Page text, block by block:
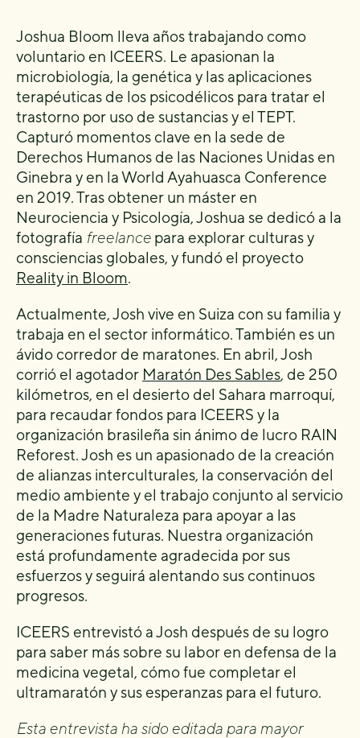
Joshua Bloom lleva años trabajando como
voluntario en ICEERS. Le apasionan la
microbiología, la genética y las aplicaciones
terapéuticas de los psicodélicos para tratar el
trastorno por uso de sustancias y el TEPT.
Capturó momentos clave en la sede de
Derechos Humanos de las Naciones Unidas en
Ginebra y en la World Ayahuasca Conference
en 2019. Tras obtener un máster en
Neurociencia y Psicología, Joshua se dedicó a la
fotografía freelance para explorar culturas y
consciencias globales, y fundó el proyecto
Reality in Bloom.
Actualmente, Josh vive en Suiza con su familia y
trabaja en el sector informático. También es un
ávido corredor de maratones. En abril, Josh
corrió el agotador Maratón Des Sables, de 250
kilómetros, en el desierto del Sahara marroquí,
para recaudar fondos para ICEERS y la
organización brasileña sin ánimo de lucro RAIN
Reforest. Josh es un apasionado de la creación
de alianzas interculturales, la conservación del
medio ambiente y el trabajo conjunto al servicio
de la Madre Naturaleza para apoyar a las
generaciones futuras. Nuestra organización
está profundamente agradecida por sus
esfuerzos y seguirá alentando sus continuos
progresos.
ICEERS entrevistó a Josh después de su logro
para saber más sobre su labor en defensa de la
medicina vegetal, cómo fue completar el
ultramaratón y sus esperanzas para el futuro.
Esta entrevista ha sido editada para mayor